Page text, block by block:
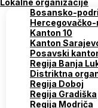
Lokalne organizacije
Bosansko-
Kanton 10
Kanton
Posavski
Regija Banja
Distriktna
Regija Doboj
Regija Gradiška
Regija Modriča